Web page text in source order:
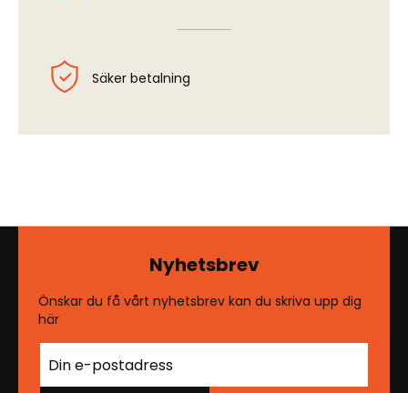
Säker betalning
Nyhetsbrev
Önskar du få vårt nyhetsbrev kan du skriva upp dig
här